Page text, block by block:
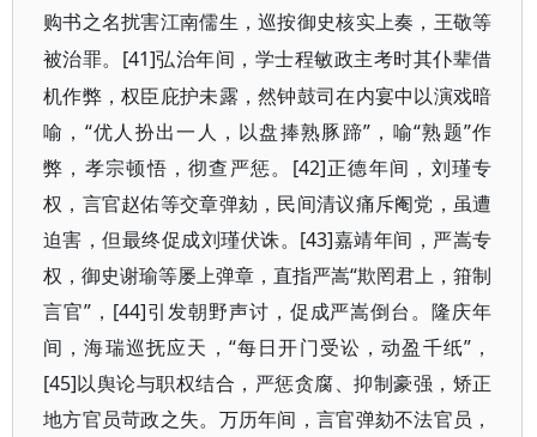
购书之名扰害江南儒生，巡按御史核实上奏，王敬等
被治罪。 [41]弘治年间，学士程敏政主考时其仆辈借
机作弊，权臣庇护未露，然钟鼓司在内宴中以演戏暗
喻，“优人扮出一人，以盘捧熟豚蹄”，喻“熟题”作
弊，孝宗顿悟，彻查严惩。[42]正德年间，刘瑾专
权，言官赵佑等交章弹劾，民间清议痛斥阉党，虽遭
迫害，但最终促成刘瑾伏诛。[43]嘉靖年间，严嵩专
权，御史谢瑜等屡上弹章，直指严嵩“欺罔君上，箝制
言官”，[44]引发朝野声讨，促成严嵩倒台。隆庆年
间，海瑞巡抚应天，“每日开门受讼，动盈千纸”，
[45]以舆论与职权结合，严惩贪腐、抑制豪强，矫正
地方官员苛政之失。万历年间，言官弹劾不法官员，